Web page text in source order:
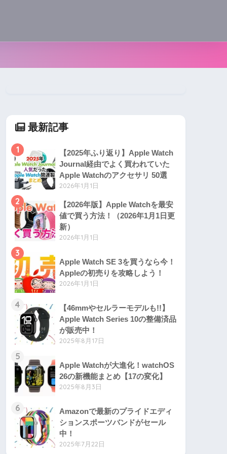
最新記事
1
【2025年ふり返り】Apple Watch
Journal経由でよく買われていた
Apple Watchのアクセサリ 50選
2026年1月1日
2
【2026年版】Apple Watchを最安
値で買う方法！（2026年1月1日更
新）
2026年1月1日
3
Apple Watch SE 3を買うなら今！
Appleの初売りを攻略しよう！
2026年1月1日
4
【46mmやセルラーモデルも!!】
Apple Watch Series 10の整備済品
が販売中！
2025年8月17日
5
Apple Watchが大進化！watchOS
26の新機能まとめ【17の変化】
2025年8月3日
6
Amazonで最新のプライドエディ
ションスポーツバンドがセール
中！
2025年7月22日